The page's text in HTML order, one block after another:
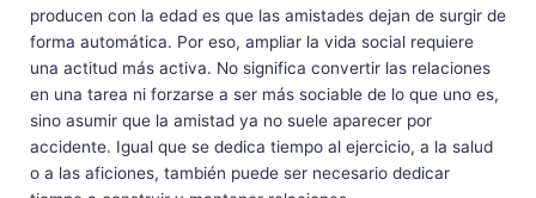
producen con la edad es que las amistades dejan de surgir de
forma automática. Por eso, ampliar la vida social requiere
una actitud más activa. No significa convertir las relaciones
en una tarea ni forzarse a ser más sociable de lo que uno es,
sino asumir que la amistad ya no suele aparecer por
accidente. Igual que se dedica tiempo al ejercicio, a la salud
o a las aficiones, también puede ser necesario dedicar